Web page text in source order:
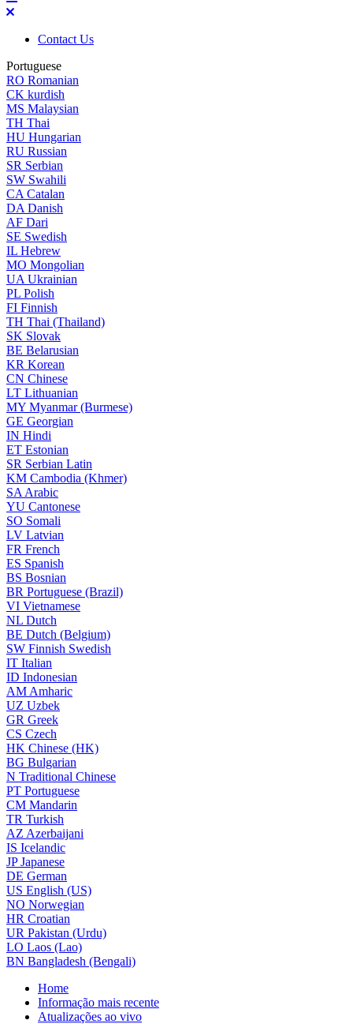
Contact Us
Portuguese
RO Romanian
CK kurdish
MS Malaysian
TH Thai
HU Hungarian
RU Russian
SR Serbian
SW Swahili
CA Catalan
DA Danish
AF Dari
SE Swedish
IL Hebrew
MO Mongolian
UA Ukrainian
PL Polish
FI Finnish
TH Thai (Thailand)
SK Slovak
BE Belarusian
KR Korean
CN Chinese
LT Lithuanian
MY Myanmar (Burmese)
GE Georgian
IN Hindi
ET Estonian
SR Serbian Latin
KM Cambodia (Khmer)
SA Arabic
YU Cantonese
SO Somali
LV Latvian
FR French
ES Spanish
BS Bosnian
BR Portuguese (Brazil)
VI Vietnamese
NL Dutch
BE Dutch (Belgium)
SW Finnish Swedish
IT Italian
ID Indonesian
AM Amharic
UZ Uzbek
GR Greek
CS Czech
HK Chinese (HK)
BG Bulgarian
N Traditional Chinese
PT Portuguese
CM Mandarin
TR Turkish
AZ Azerbaijani
IS Icelandic
JPJapanese
DE German
US English (US)
NO Norwegian
HR Croatian
UR Pakistan (Urdu)
LO Laos (Lao)
BN Bangladesh (Bengali)
Home
Informação mais recente
Atualizações ao vivo